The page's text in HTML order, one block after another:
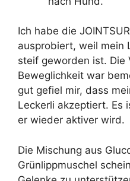
Ich habe die
ausprobiert, weil mein
steif geworden ist. Die
Beweglichkeit war
gut gefiel mir, dass
Leckerli akzeptiert. Es
er wieder aktiver wird.
Die Mischung aus
Grünlippmuschel